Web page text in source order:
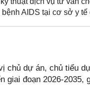
AIDS tại cơ sở y tế
chủ dự án, chủ tiểu
đoạn 2026-2035,